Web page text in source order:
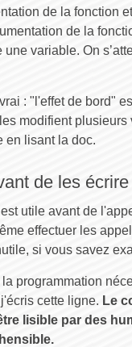
de la fonction
de la
variable. On
: "l'effet de bord"
modifient
en lisant la doc.
de les écrire
utile avant de
effectuer les
si vous savez
programmation
cette ligne. Le
lisible par des